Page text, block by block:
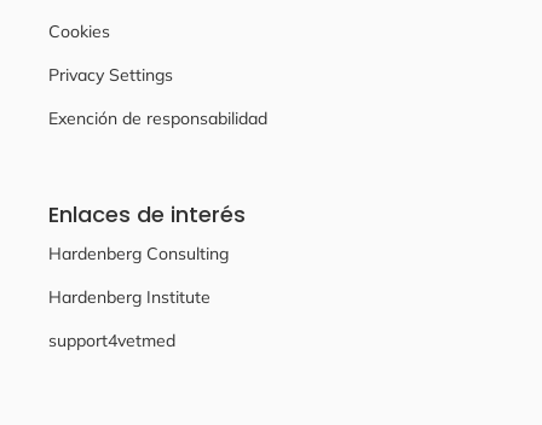
Cookies
Privacy Settings
Exención de responsabilidad
Enlaces de interés
Hardenberg Consulting
Hardenberg Institute
support4vetmed